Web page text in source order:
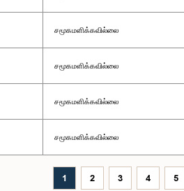
சமூகமளிக்கவில்லை
சமூகமளிக்கவில்லை
சமூகமளிக்கவில்லை
சமூகமளிக்கவில்லை
1 2 3 4 5